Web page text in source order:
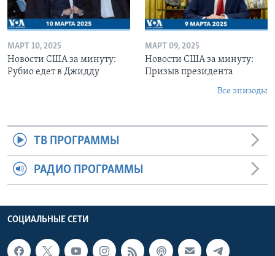
МАРТ 10, 2025
Новости США за минуту:
Рубио едет в Джидду
МАРТ 09, 2025
Новости США за минуту:
Призыв президента
Все эпизоды
ТВ ПРОГРАММЫ
РАДИО ПРОГРАММЫ
СОЦИАЛЬНЫЕ СЕТИ